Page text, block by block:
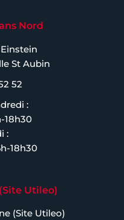
Nord
St Aubin
52
:
18h30
:
18h30
Utileo)
(Site Utileo)